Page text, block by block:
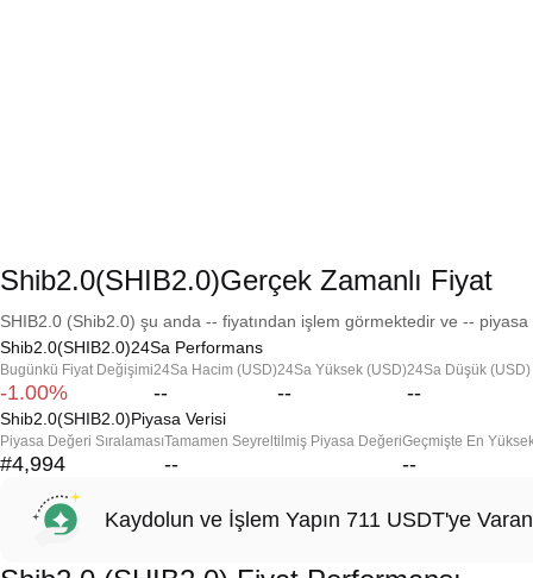
Shib2.0(SHIB2.0)Gerçek Zamanlı Fiyat
SHIB2.0 (Shib2.0) şu anda -- fiyatından işlem görmektedir ve --
Shib2.0(SHIB2.0)24Sa Performans
Bugünkü Fiyat Değişimi
-1.00%
24Sa Hacim (USD)
--
24Sa Yüksek (USD)
--
24Sa Düşük (USD)
--
Shib2.0(SHIB2.0)Piyasa Verisi
Piyasa Değeri Sıralaması
#4,994
Tamamen Seyreltilmiş Piyasa Değeri
--
Geçmişte En
--
Kaydolun ve İşlem Yapın 711 USDT'ye